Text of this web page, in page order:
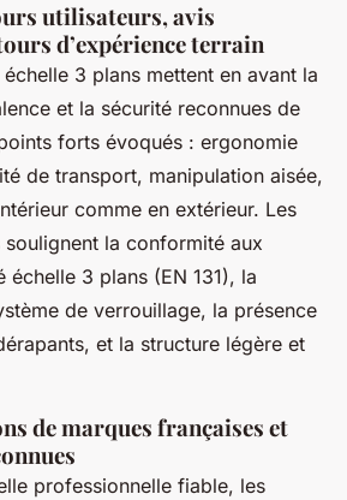
utilisateurs, avis
d’expérience terrain
3 plans mettent en avant la
et la sécurité reconnues de
forts évoqués : ergonomie
de transport, manipulation aisée,
comme en extérieur. Les
la conformité aux
échelle 3 plans (EN 131), la
de verrouillage, la présence
et la structure légère et
de marques françaises et
professionnelle fiable, les